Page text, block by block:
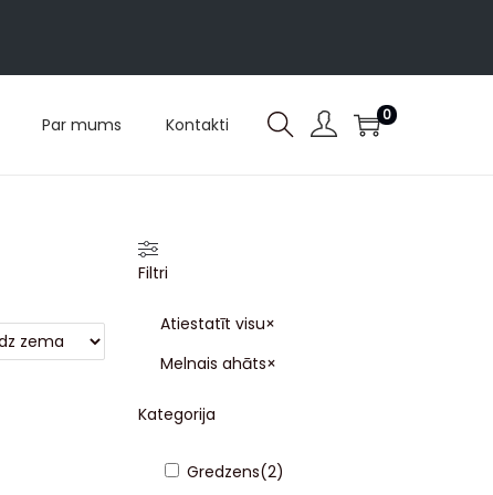
Par mums Kontakti 0
Filtri
Atiestatīt visu×
Melnais ahāts×
Kategorija
Gredzens(2)